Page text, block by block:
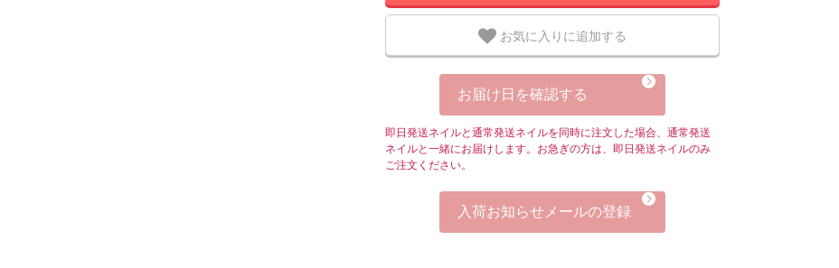
お気に入りに追加する
お届け日を確認する
即日発送ネイルと通常発送ネイルを同時に注文した場合、通常発送
ネイルと一緒にお届けします。お急ぎの方は、即日発送ネイルのみ
ご注文ください。
入荷お知らせメールの登録